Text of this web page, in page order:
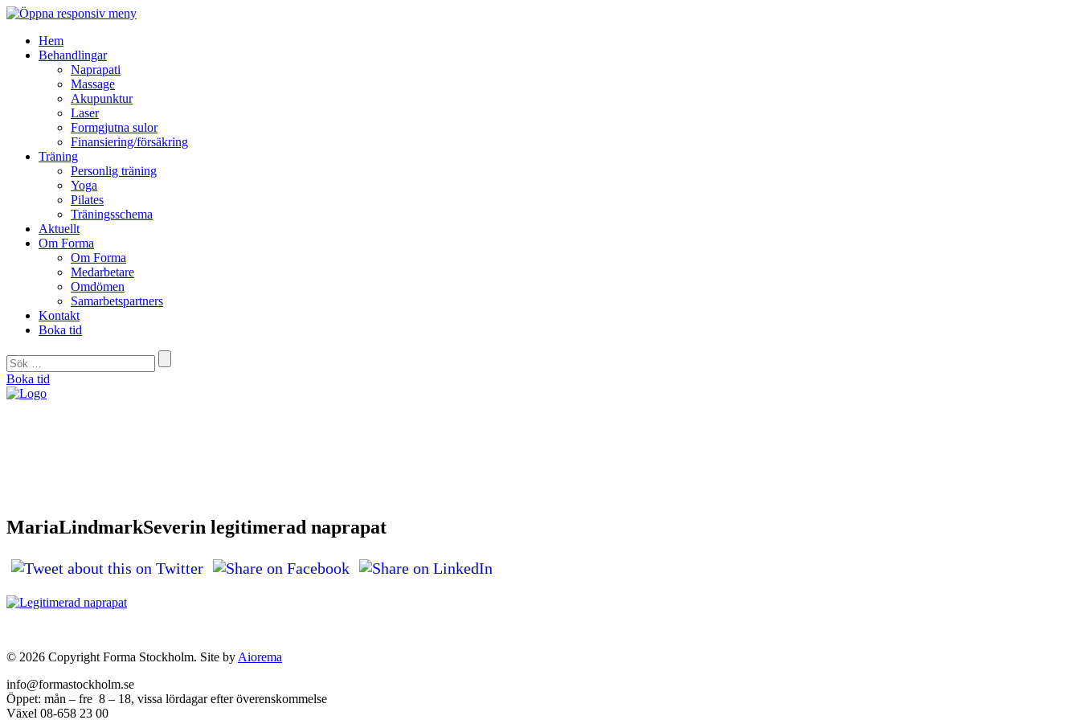
Hem
Behandlingar
Naprapati
Massage
Akupunktur
Laser
Formgjutna sulor
Finansiering/försäkring
Träning
Personlig träning
Yoga
Pilates
Träningsschema
Aktuellt
Om Forma
Om Forma
Medarbetare
Omdömen
Samarbetspartners
Kontakt
Boka tid
Boka tid
MariaLindmarkSeverin legitimerad naprapat
© 2026 Copyright Forma Stockholm. Site by Aiorema
info@formastockholm.se
Öppet: mån – fre 8 – 18, vissa lördagar efter överenskommelse
Växel 08-658 23 00